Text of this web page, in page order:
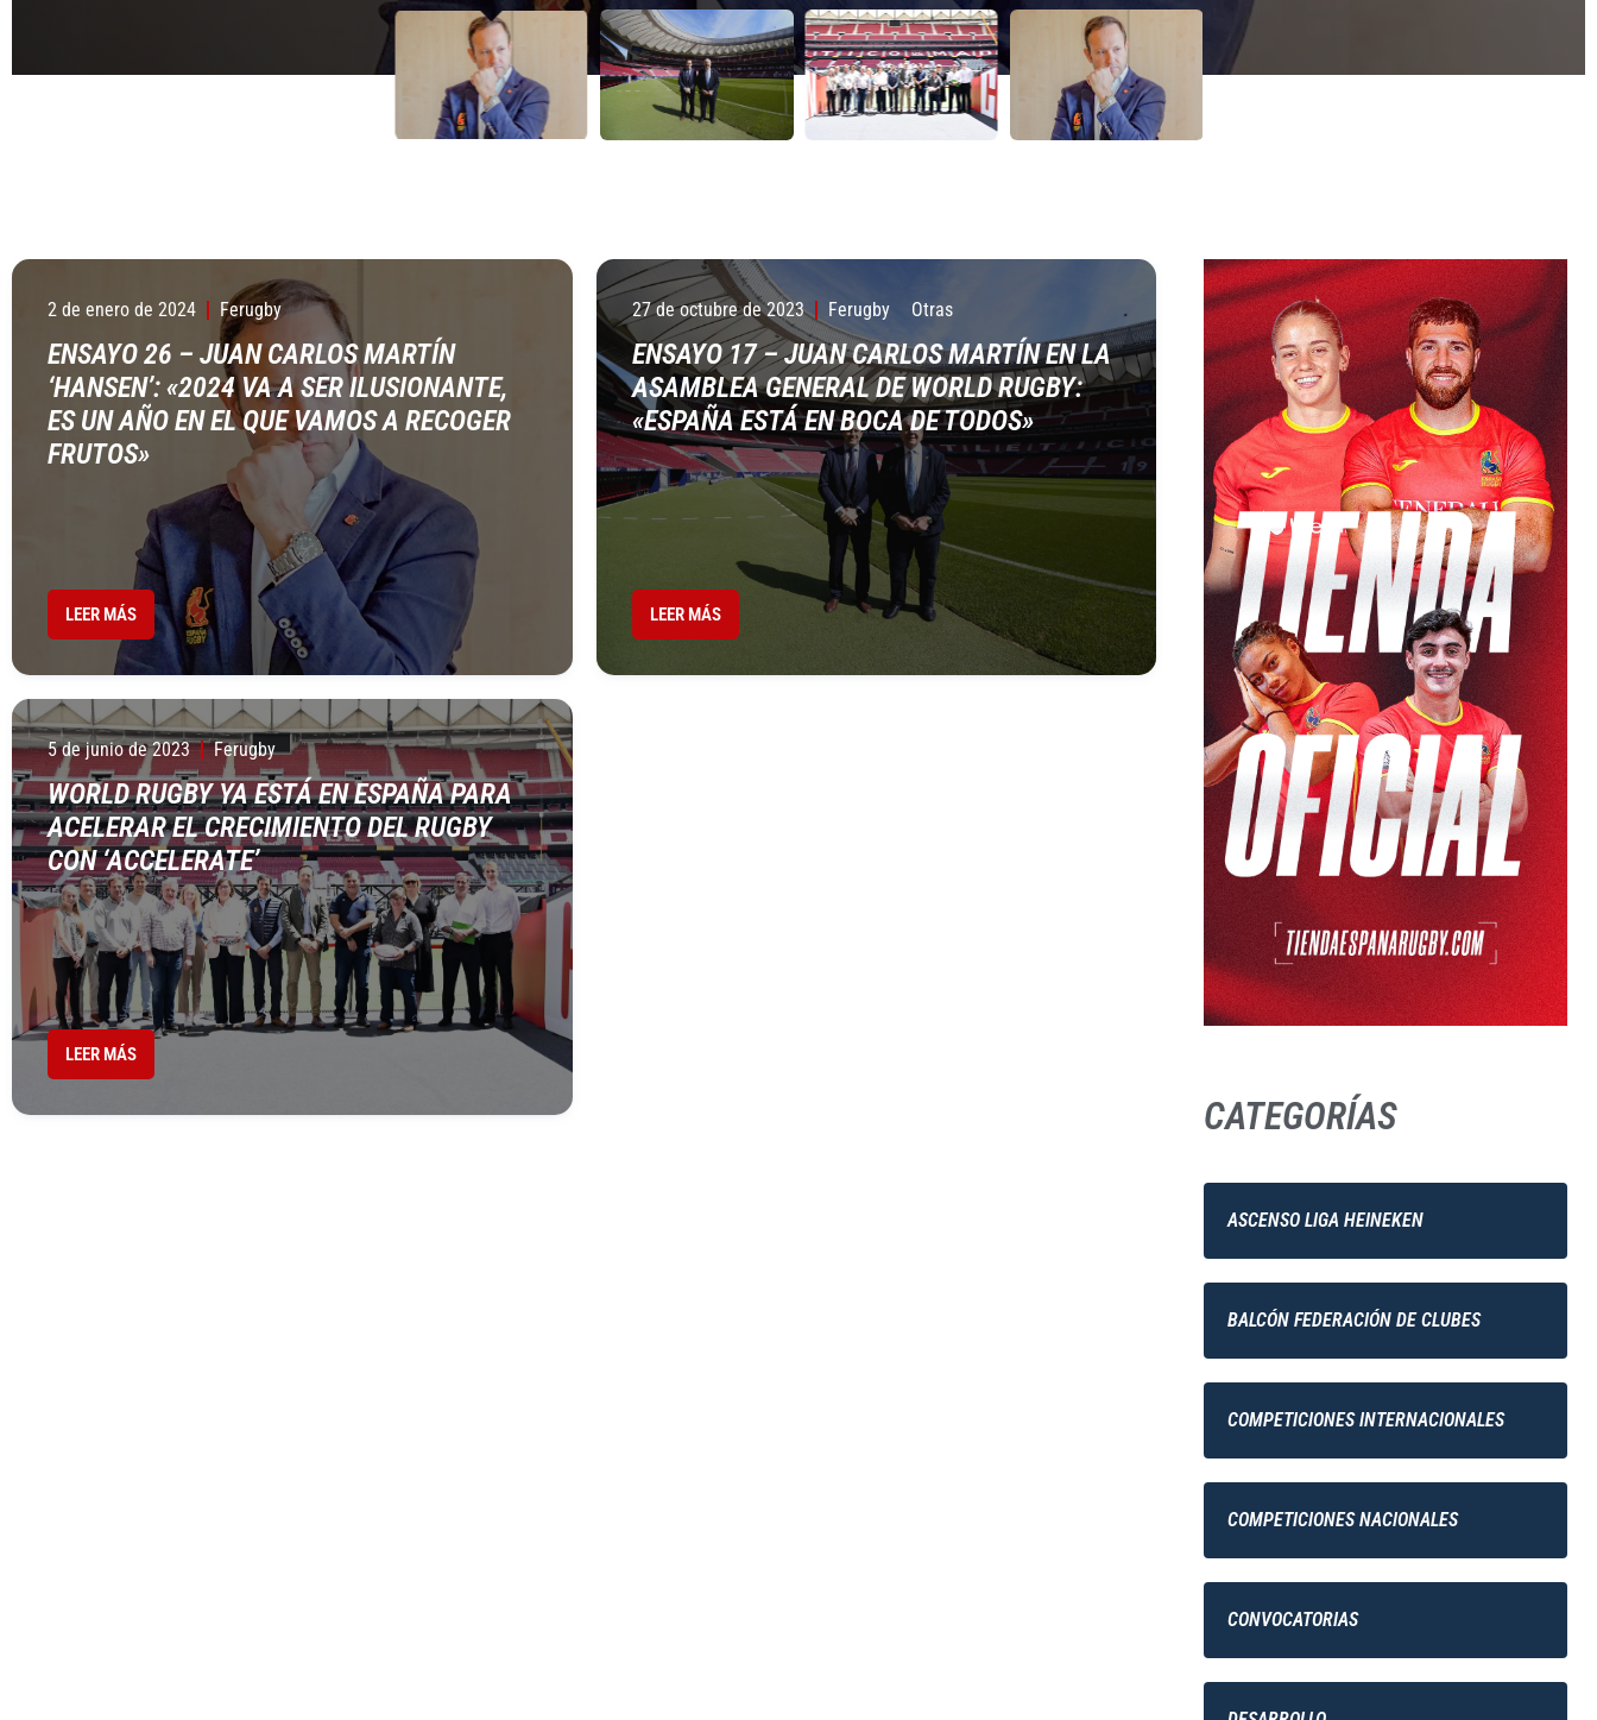
27 DE OCTUBRE DE 2023
2 DE ENERO DE 2024
27 DE OCTUBRE DE 2023
2 de enero de 2024 Ferugby
ENSAYO 26 – JUAN CARLOS MARTÍN
‘HANSEN’: «2024 VA A SER ILUSIONANTE,
ES UN AÑO EN EL QUE VAMOS A RECOGER
FRUTOS»
LEER MÁS
27 de octubre de 2023 Ferugby Otras
ENSAYO 17 – JUAN CARLOS MARTÍN EN LA
ASAMBLEA GENERAL DE WORLD RUGBY:
«ESPAÑA ESTÁ EN BOCA DE TODOS»
LEER MÁS
5 de junio de 2023 Ferugby
WORLD RUGBY YA ESTÁ EN ESPAÑA PARA
ACELERAR EL CRECIMIENTO DEL RUGBY
CON ‘ACCELERATE’
LEER MÁS
CATEGORÍAS
ASCENSO LIGA HEINEKEN
BALCÓN FEDERACIÓN DE CLUBES
COMPETICIONES INTERNACIONALES
COMPETICIONES NACIONALES
CONVOCATORIAS